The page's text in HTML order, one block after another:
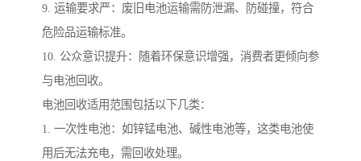
9. 运输要求严：废旧电池运输需防泄漏、防碰撞，符合
危险品运输标准。
10. 公众意识提升：随着环保意识增强，消费者更倾向参
与电池回收。
电池回收适用范围包括以下几类：
1. 一次性电池：如锌锰电池、碱性电池等，这类电池使
用后无法充电，需回收处理。